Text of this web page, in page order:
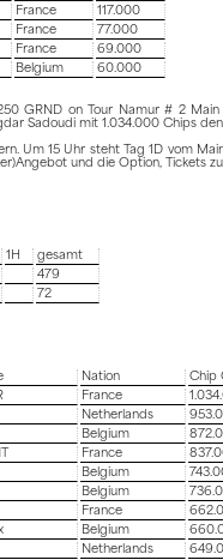
France
117.000
France
77.000
France
69.000
Belgium 60.000
GRND on Tour Namur # 2
Sadoudi mit 1.034.000 Chips
Um 15 Uhr steht Tag 1D vom
und die Option, Tickets
1H
gesamt
479
72
Nation
Chip
France
Netherlands
Belgium
France
Belgium
Belgium
France
Belgium
Netherlands